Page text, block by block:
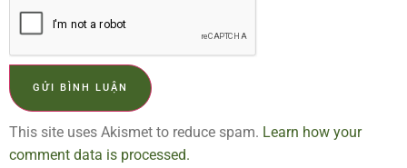
This site uses Akismet to reduce spam. Learn how your
comment data is processed.